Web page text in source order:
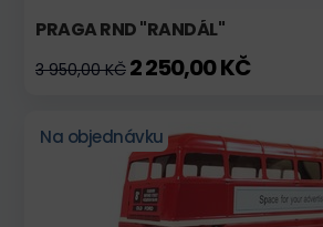
PRAGA RND "RANDÁL"
3 950,00 KČ 2 250,00 KČ
Na objednávku